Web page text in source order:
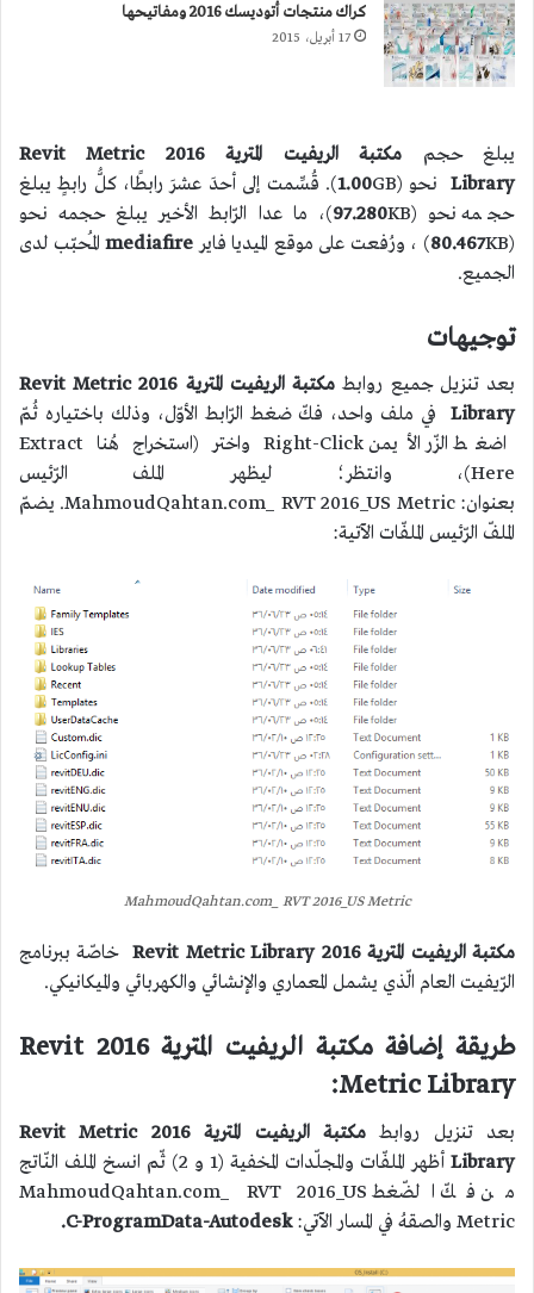
كراك منتجات أتوديسك 2016 ومفاتيحها
17 أبريل، 2015
يبلغ حجم
مكتبة الريفيت المترية 2016 Revit Metric
Libraryنحو ( 1.00GB). قُسِّمت إلى أحدَ عشرَ رابطًا، كلُّ رابطٍ يبلغ
حجمه نحو (
97.280KB)، ما عدا الرّابط الأخير يبلغ حجمه نحو
(
80.467KB) ، ورُفعت على موقع الميديا فاير mediafireالمُحبّب لدى
الجميع.
توجيهات
بعد تنزيل جميع روابط
مكتبة الريفيت المترية 2016 Revit Metric
Library
في ملف واحد، فكّ ضغط الرّابط الأوّل، وذلك باختياره ثُمّ
اضغط الزّر الأيمن Right-Click واختر (استخراج هُنا Extract
Here)، وانتظر؛ ليظهر الملف الرّئيس
بعنوان: MahmoudQahtan.com_ RVT 2016_US Metric. يضمّ
الملفّ الرّئيس الملفّات الآتية:
MahmoudQahtan.com_ RVT 2016_US Metric
مكتبة الريفيت المترية 2016 Revit Metric Library
خاصّة ببرنامج
الرّيفيت العام الّذي يشمل المعماري والإنشائي والكهربائي والميكانيكي.
طريقة إضافة مكتبة الريفيت المترية 2016 Revit
Metric Library:
بعد تنزيل روابط
مكتبة الريفيت المترية 2016 Revit Metric
Library
أظهر الملفّات والمجلّدات المخفية (1 و 2) ثّم انسخ الملف النّاتج
من فكّ الضّغط MahmoudQahtan.com_ RVT 2016_US
Metric والصقهُ في المسار الآتي:
C-ProgramData-Autodesk.